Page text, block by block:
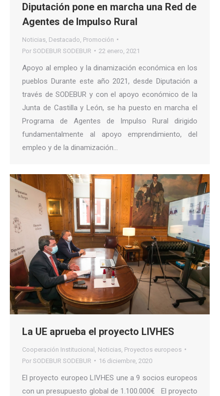
Diputación pone en marcha una Red de
Agentes de Impulso Rural
Noticias Destacado Promoción
Por SODEBUR SODEBUR 22 enero, 2021
Apoyo al empleo y la dinamización económica en los
pueblos Durante este año 2021, desde Diputación a
través de SODEBUR y con el apoyo económico de la
Junta de Castilla y León, se ha puesto en marcha el
Programa de Agentes de Impulso Rural dirigido
fundamentalmente al apoyo emprendimiento, del
empleo y de la dinamización…
La UE aprueba el proyecto LIVHES
Cooperación Institucional Noticias Proyectos europeos
Por SODEBUR SODEBUR 16 diciembre, 2020
El proyecto europeo LIVHES une a 9 socios europeos
con un presupuesto global de 1.100.000€ El proyecto